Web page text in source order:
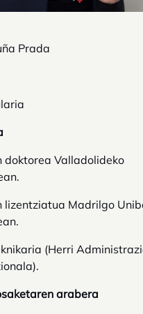
Prada
doktorea Valladolideko
lizentziatua Madrilgo
(Herri
arabera